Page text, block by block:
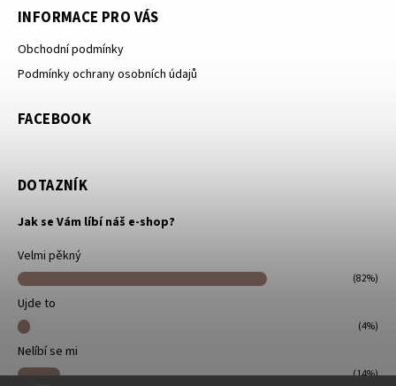
INFORMACE PRO VÁS
Obchodní podmínky
Podmínky ochrany osobních údajů
FACEBOOK
DOTAZNÍK
Jak se Vám líbí náš e-shop?
Velmi pěkný
(82%)
Ujde to
(4%)
Nelíbí se mi
(14%)